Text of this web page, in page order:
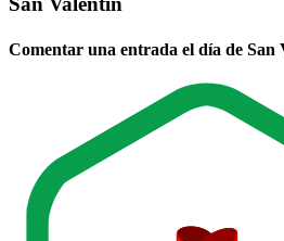
Comentar una entrada el día de San